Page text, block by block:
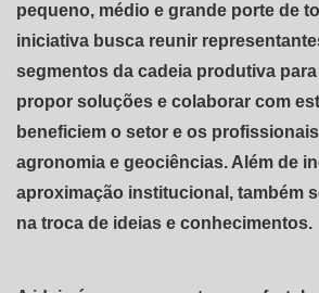
pequeno, médio e grande porte de
iniciativa busca reunir
segmentos da cadeia produtiva
propor soluções e colaborar com
beneficiem o setor e os
agronomia e geociências. Além de
aproximação institucional, também
na troca de ideias e conhecimentos.